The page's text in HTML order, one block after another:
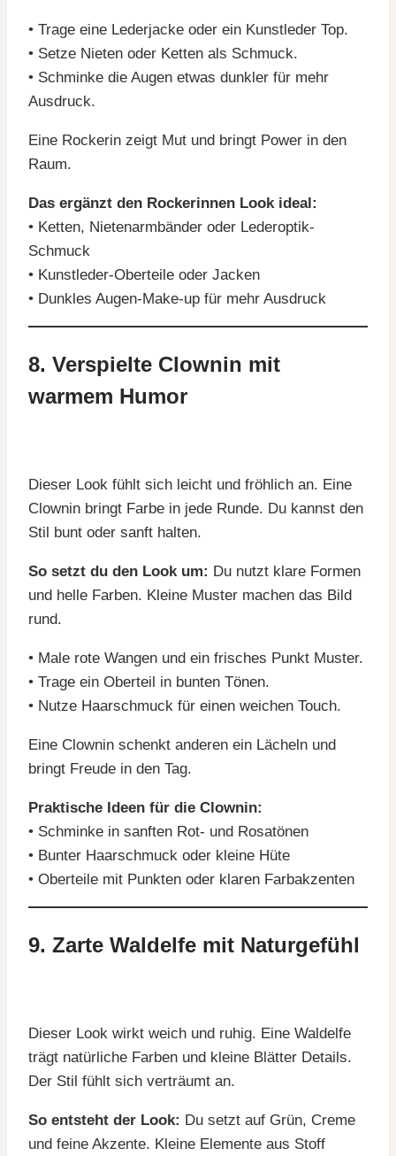
• Trage eine Lederjacke oder ein Kunstleder Top.
• Setze Nieten oder Ketten als Schmuck.
• Schminke die Augen etwas dunkler für mehr
Ausdruck.
Eine Rockerin zeigt Mut und bringt Power in den
Raum.
Das ergänzt den Rockerinnen Look ideal:
• Ketten, Nietenarmbänder oder Lederoptik-
Schmuck
• Kunstleder-Oberteile oder Jacken
• Dunkles Augen-Make-up für mehr Ausdruck
8. Verspielte Clownin mit
warmem Humor
Dieser Look fühlt sich leicht und fröhlich an. Eine
Clownin bringt Farbe in jede Runde. Du kannst den
Stil bunt oder sanft halten.
So setzt du den Look um: Du nutzt klare Formen
und helle Farben. Kleine Muster machen das Bild
rund.
• Male rote Wangen und ein frisches Punkt Muster.
• Trage ein Oberteil in bunten Tönen.
• Nutze Haarschmuck für einen weichen Touch.
Eine Clownin schenkt anderen ein Lächeln und
bringt Freude in den Tag.
Praktische Ideen für die Clownin:
• Schminke in sanften Rot- und Rosatönen
• Bunter Haarschmuck oder kleine Hüte
• Oberteile mit Punkten oder klaren Farbakzenten
9. Zarte Waldelfe mit Naturgefühl
Dieser Look wirkt weich und ruhig. Eine Waldelfe
trägt natürliche Farben und kleine Blätter Details.
Der Stil fühlt sich verträumt an.
So entsteht der Look: Du setzt auf Grün, Creme
und feine Akzente. Kleine Elemente aus Stoff